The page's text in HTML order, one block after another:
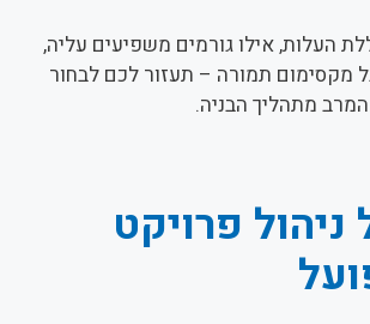
העלות, אילו גורמים משפיעים עליה,
מקסימום תמורה – תעזור לכם לבחור
מתהליך הבניה.
ניהול פרויקט